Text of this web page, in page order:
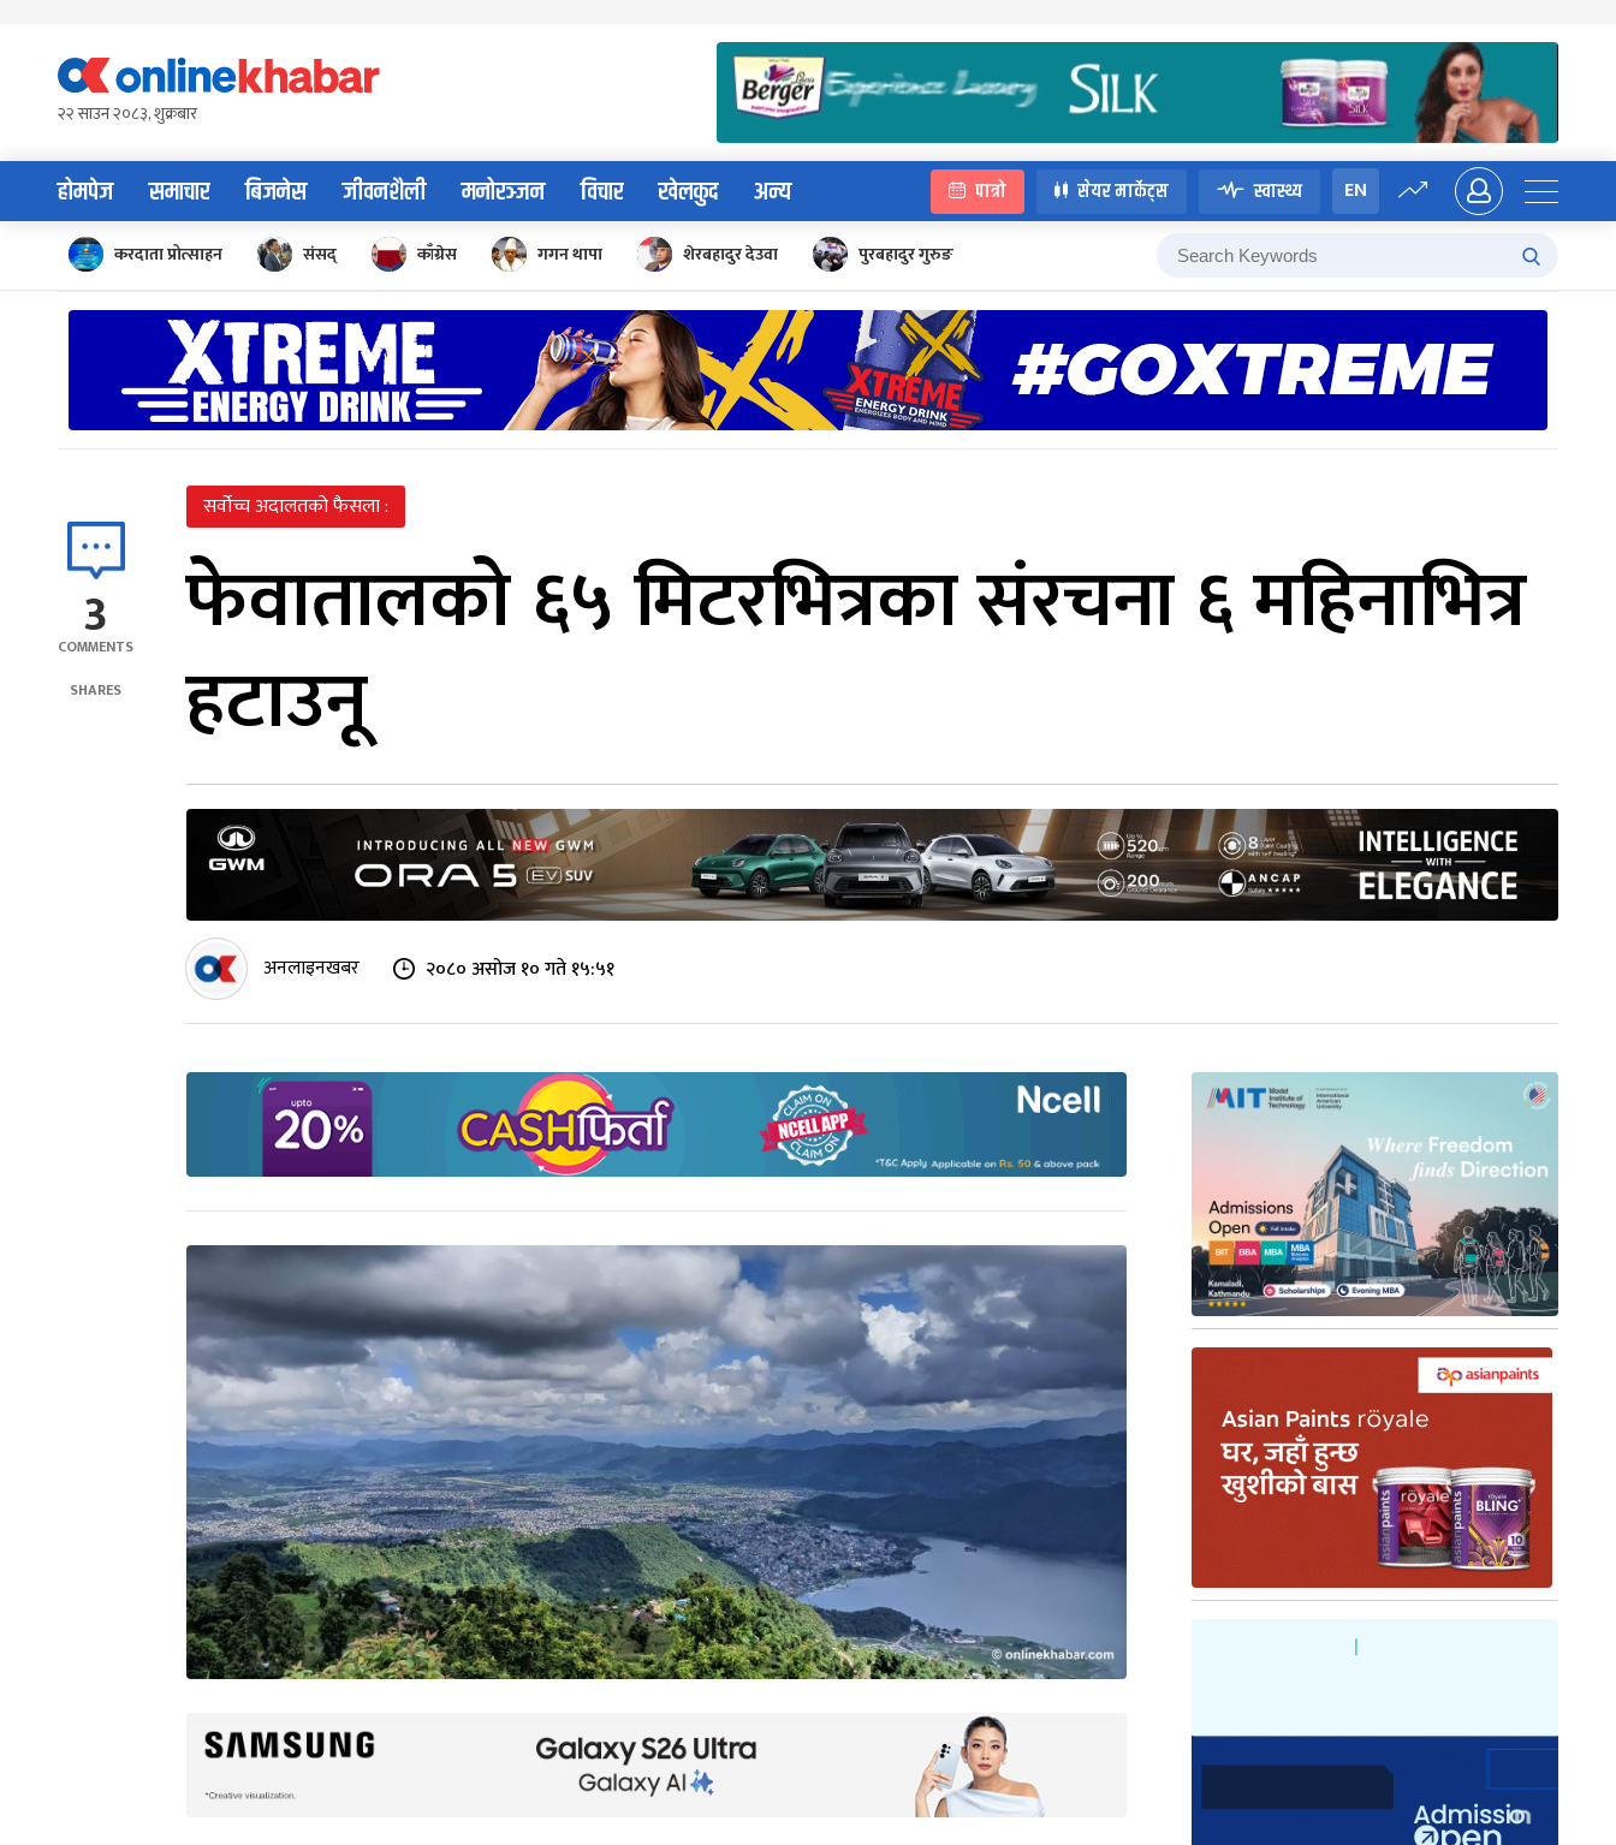
content२२ साउन २०८३, शुक्रबार
होमपेज समाचार बिजनेस जीवनशैली मनोरञ्जन विचार खेलकुद अन्य पात्रो सेयर मार्केट्स स्वास्थ्य EN
करदाता प्रोत्साहन संसद् काँग्रेस गगन थापा शेरबहादुर देउवा पुरबहादुर गुरुङ
3
COMMENTS
SHARES
सर्वोच्च अदालतको फैसला :
फेवातालको ६५ मिटरभित्रका संरचना ६ महिनाभित्र
हटाउनू
अनलाइनखबर २०८० असोज १० गते १५:५१